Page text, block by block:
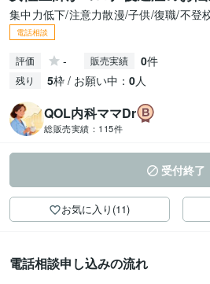
集中力低下/注意力散漫/子供/復職/不登
電話相談
評価 - 販売実績 0件
残り 5枠 / お願い中： 0人
QOL内科ママDr
総販売実績： 115件
受付終了
お気に入り(11)
電話相談申し込みの流れ